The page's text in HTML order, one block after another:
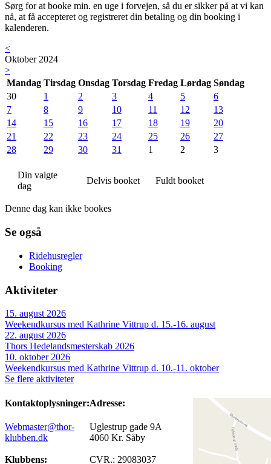
Sørg for at booke min. en uge i forvejen, så du er sikker på at vi kan
nå, at få accepteret og registreret din betaling og din booking i
kalenderen.
<
Oktober 2024
>
Mandag Tirsdag Onsdag Torsdag Fredag Lørdag Søndag
30
1 2 3 4 5
6
7
8 9 10 11 12
13
14
15 16 17 18 19
20
21
22 23 24 25 26
27
28
29 30 31 1 2 3
Din valgte
dag
Delvis booket Fuldt booket
Denne dag kan ikke bookes
Se også
Ridehusregler
Booking
Aktiviteter
15. august 2026
Weekendkursus med Kathrine Vittrup d. 15.-16. august
22. august 2026
Thors Hedelandsmesterskab 2026
10. oktober 2026
Weekendkursus med Kathrine Vittrup d. 10.-11. oktober
Se flere aktiviteter
Kontaktoplysninger:
Webmaster@thor-
klubben.dk
Klubbens:
Adresse:
Uglestrup gade 9A
4060 Kr. Såby
CVR.: 29083037